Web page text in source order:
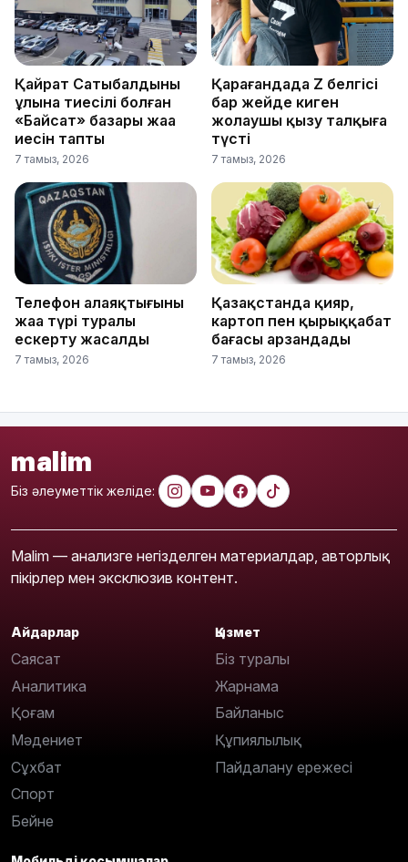
Қайрат Сатыбалдының
ұлына тиесілі болған
«Байсат» базары жаңа
иесін тапты
7 тамыз, 2026
Қарағандада Z белгісі
бар жейде киген
жолаушы қызу талқыға
түсті
7 тамыз, 2026
Телефон алаяқтығының
жаңа түрі туралы
ескерту жасалды
7 тамыз, 2026
Қазақстанда қияр,
картоп пен қырыққабат
бағасы арзандады
7 тамыз, 2026
malim
Біз әлеуметтік желіде:
Malim — анализге негізделген материалдар, авторлық
пікірлер мен эксклюзив контент.
Айдарлар
Саясат
Аналитика
Қоғам
Мәдениет
Сұхбат
Спорт
Бейне
Қызмет
Біз туралы
Жарнама
Байланыс
Құпиялылық
Пайдалану ережесі